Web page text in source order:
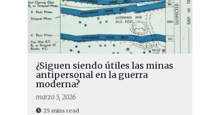
¿Siguen siendo útiles las minas
antipersonal en la guerra
moderna?
marzo 5, 2026
25 mins read